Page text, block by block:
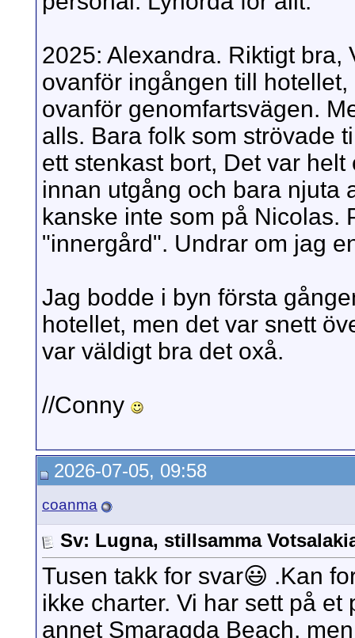
2025: Alexandra. Riktigt bra,
ovanför ingången till
ovanför genomfartsvägen.
alls. Bara folk som strövade
ett stenkast bort, Det var
innan utgång och bara njuta
kanske inte som på Nicolas.
"innergård". Undrar om jag
Jag bodde i byn första
hotellet, men det var snett
var väldigt bra det oxå.
//Conny
2026-07-05, 09:58
coanma
Sv: Lugna, stillsamma
Tusen takk for svar😃 .Kan
ikke charter. Vi har sett på
annet Smaragda Beach,